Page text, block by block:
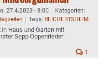
27.4.2023 - 8:00 | Kategorien:
| Tags: REICHERTSHEIM
Haus und Garten mit
Sepp Oppenrieder
1